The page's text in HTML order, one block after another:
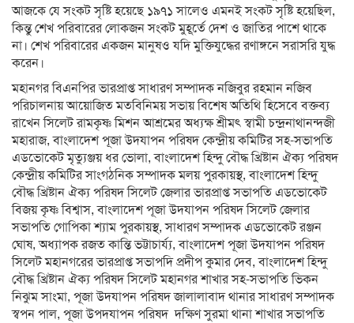
আজকে যে সংকট সৃষ্টি হয়েছে ১৯৭১ সালেও এমনই সংকট সৃষ্টি হয়েছিল,
কিন্তু শেখ পরিবারের লোকজন সংকট মুহূর্তে দেশ ও জাতির পাশে থাকে
না। শেখ পরিবারের একজন মানুষও যদি মুক্তিযুদ্ধের রণাঙ্গনে সরাসরি যুদ্ধ
করেন।
মহানগর বিএনপির ভারপ্রাপ্ত সাধারণ সম্পাদক নজিবুর রহমান নজিব
পরিচালনায় আয়োজিত মতবিনিময় সভায় বিশেষ অতিথি হিসেবে বক্তব্য
রাখেন সিলেট রামকৃষ্ণ মিশন আশ্রমের অধ্যক্ষ শ্রীমৎ স্বামী চন্দ্রনাথানন্দজী
মহারাজ, বাংলাদেশ পূজা উদযাপন পরিষদ কেন্দ্রীয় কমিটির সহ-সভাপতি
এডভোকেট মৃত্যুঞ্জয় ধর ভোলা, বাংলাদেশ হিন্দু বৌদ্ধ খ্রিষ্টান ঐক্য পরিষদ
কেন্দ্রীয় কমিটির সাংগঠনিক সম্পাদক মলয় পুরকায়স্থ, বাংলাদেশ হিন্দু
বৌদ্ধ খ্রিষ্টান ঐক্য পরিষদ সিলেট জেলার ভারপ্রাপ্ত সভাপতি এডভোকেট
বিজয় কৃষ্ণ বিশ্বাস, বাংলাদেশ পূজা উদযাপন পরিষদ সিলেট জেলার
সভাপতি গোপিকা শ্যাম পুরকায়স্থ, সাধারণ সম্পাদক এডভোকেট রঞ্জন
ঘোষ, অধ্যাপক রজত কান্তি ভট্টাচার্য্য, বাংলাদেশ পূজা উদযাপন পরিষদ
সিলেট মহানগরের ভারপ্রাপ্ত সভাপদি প্রদীপ কুমার দেব, বাংলাদেশ হিন্দু
বৌদ্ধ খ্রিষ্টান ঐক্য পরিষদ সিলেট মহানগর শাখার সহ-সভাপতি ভিকন
নিঝুম সাংমা, পূজা উদযাপন পরিষদ জালালাবাদ থানার সাধারণ সম্পাদক
স্বপন পাল, পূজা উপদযাপন পরিষদ দক্ষিণ সুরমা থানা শাখার সভাপতি